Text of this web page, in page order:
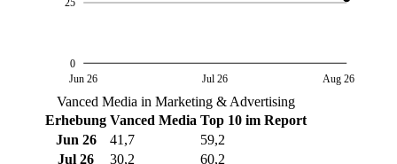
0
25
Jun 26 Jul 26 Aug 26
Vanced Media in Marketing & Advertising
Erhebung Vanced Media Top 10 im Report
Jun 26
41,7
59,2
Jul 26
30,2
60,2